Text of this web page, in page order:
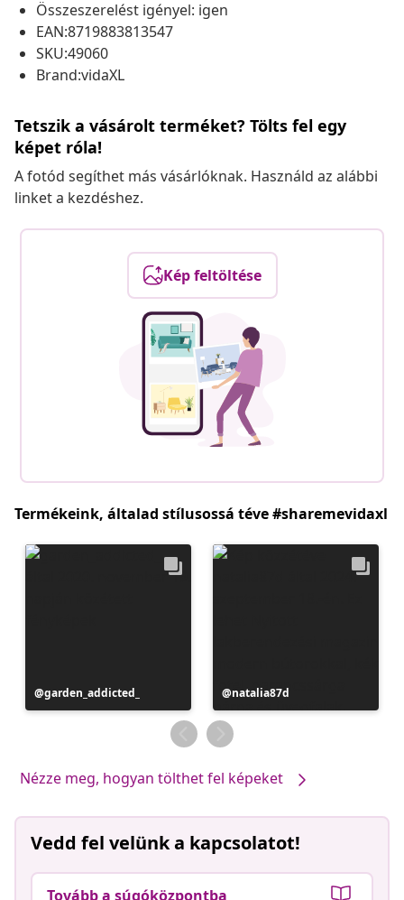
Összeszerelést igényel: igen
EAN:8719883813547
SKU:49060
Brand:vidaXL
Tetszik a vásárolt terméket? Tölts fel egy
képet róla!
A fotód segíthet más vásárlóknak. Használd az alábbi
linket a kezdéshez.
Kép feltöltése
Termékeink, általad stílusossá téve #sharemevidaxl
Bejegyzés
közzétevője
garden_addicted_
Bejegyzés
közzétevője
natalia87d
Nézze meg, hogyan tölthet fel képeket
Vedd fel velünk a kapcsolatot!
Tovább a súgóközpontba